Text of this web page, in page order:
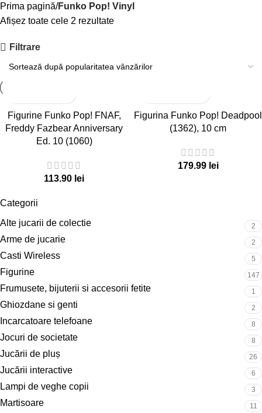
Categorii
Alte jucarii de colectie
2
Arme de jucarie 2
Casti Wireless 5
Figurine 147
Frumusete, bijuterii si accesorii fetite 1
Ghiozdane si genti 2
Incarcatoare telefoane 8
Jocuri de societate 8
Jucării de pluș 26
Jucării interactive 6
Lampi de veghe copii 3
Martisoare 11
Prima pagină Funko Pop! Vinyl
Afișez toate cele 2 rezultate
Filtrare
Figurine Funko Pop! FNAF,
Freddy Fazbear Anniversary
Ed. 10 (1060)
113.90 lei
Figurina Funko Pop! Deadpool
(1362), 10 cm
179.99 lei